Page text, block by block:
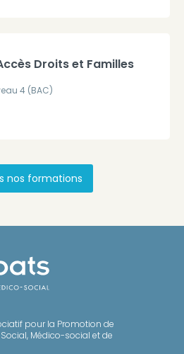
Droits et Familles
4 (BAC)
nos formations
pour la Promotion de
Médico-social et de